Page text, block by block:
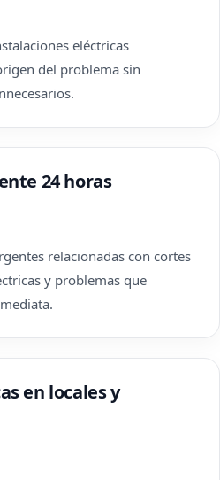
eléctricas
del problema sin
24 horas
relacionadas con cortes
y problemas que
en locales y